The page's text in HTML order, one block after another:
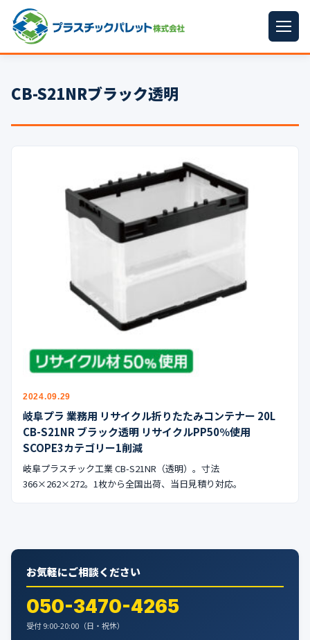
パレットサイズ
プラパレット ▼
中古パレット
イラン情勢まとめ
会社案内
CB-S21NRブラック透明
2024.09.29
岐阜プラ 業務用 リサイクル折りたたみコンテナー 20L
CB-S21NR ブラック透明 リサイクルPP50％使用
SCOPE3カテゴリー1削減
岐阜プラスチック工業 CB-S21NR（透明）。寸法
366×262×272。1枚から全国出荷、当日見積り対応。
お気軽にご相談ください
050-3470-4265
受付 9:00-20:00（日・祝休）